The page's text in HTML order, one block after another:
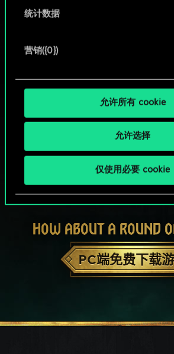
统计数据
营销({0})
允许所有 cookie
允许选择
仅使用必要 cookie
HOW ABOUT A ROUND
PC端免费下载